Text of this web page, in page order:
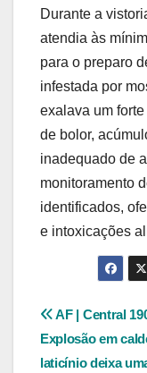
Durante a
atendia às
para o preparo
infestada por
exalava um
de bolor,
inadequado de
monitoramento
identificados,
e intoxicações
de
AF | Central
Explosão em
laticínio deixa